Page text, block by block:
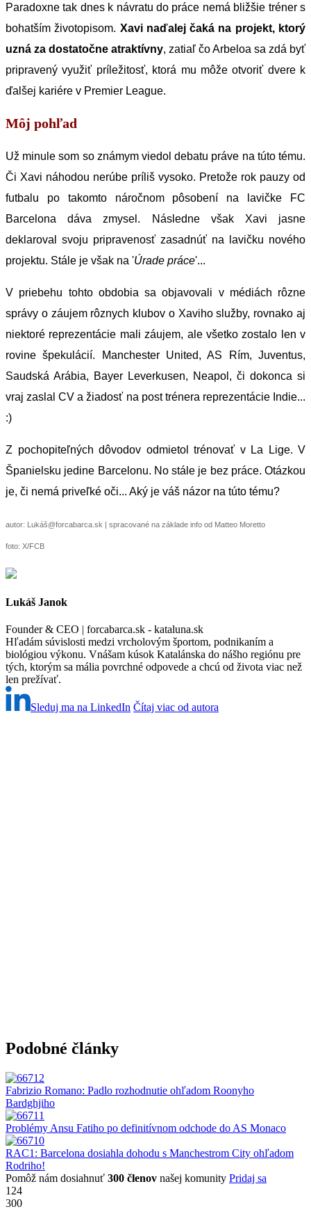
Paradoxne tak dnes k návratu do práce nemá bližšie tréner s
bohatším životopisom. Xavi naďalej čaká na projekt, ktorý
uzná za dostatočne atraktívny, zatiaľ čo Arbeloa sa zdá byť
pripravený využiť príležitosť, ktorá mu môže otvoriť dvere k
ďalšej kariére v Premier League.
Môj pohľad
Už minule som so známym viedol debatu práve na túto tému.
Či Xavi náhodou nerúbe príliš vysoko. Pretože rok pauzy od
futbalu po takomto náročnom pôsobení na lavičke FC
Barcelona dáva zmysel. Následne však Xavi jasne
deklaroval svoju pripravenosť zasadnúť na lavičku nového
projektu. Stále je však na 'Úrade práce'...
V priebehu tohto obdobia sa objavovali v médiách rôzne
správy o záujem rôznych klubov o Xaviho služby, rovnako aj
niektoré reprezentácie mali záujem, ale všetko zostalo len v
rovine špekulácií. Manchester United, AS Rím, Juventus,
Saudská Arábia, Bayer Leverkusen, Neapol, či dokonca si
vraj zaslal CV a žiadosť na post trénera reprezentácie Indie...
:)
Z pochopiteľných dôvodov odmietol trénovať v La Lige. V
Španielsku jedine Barcelonu. No stále je bez práce. Otázkou
je, či nemá priveľké oči... Aký je váš názor na túto tému?
autor: Lukáš@forcabarca.sk | spracované na základe info od Matteo Moretto
foto: X/FCB
Lukáš Janok
Founder & CEO | forcabarca.sk - kataluna.sk
Hľadám súvislosti medzi vrcholovým športom, podnikaním a
biológiou výkonu. Vnášam kúsok Katalánska do nášho regiónu pre
tých, ktorým sa mália povrchné odpovede a chcú od života viac než
len prežívať.
Sleduj ma na LinkedIn Čítaj viac od autora
Podobné články
Fabrizio Romano: Padlo rozhodnutie ohľadom Roonyho
Bardghjiho
Problémy Ansu Fatiho po definitívnom odchode do AS Monaco
RAC1: Barcelona dosiahla dohodu s Manchestrom City ohľadom
Rodriho!
Pomôž nám dosiahnuť 300 členov našej komunity Pridaj sa
124
300